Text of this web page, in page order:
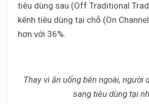
tiêu dùng sau (Off Traditional
kênh tiêu dùng tại chỗ (On
hơn với 36%.
Thay vì ăn uống bên ngoài, người
sang tiêu dùng tại